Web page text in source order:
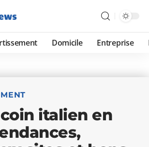
Domicile Entreprise
italien en